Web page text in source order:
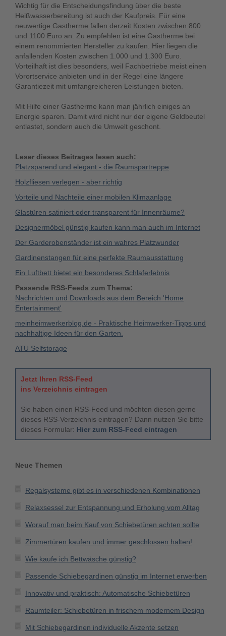
Wichtig für die Entscheidungsfindung über die beste
Heißwasserbereitung ist auch der Kaufpreis. Für eine
neuwertige Gastherme fallen derzeit Kosten zwischen 800
und 1100 Euro an. Zu empfehlen ist eine Gastherme bei
einem renommierten Hersteller zu kaufen. Hier liegen die
anfallenden Kosten zwischen 1.000 und 1.300 Euro.
Vorteilhaft ist dies besonders, weil Fachbetriebe meist einen
Vorortservice anbieten und in der Regel eine längere
Garantiezeit mit umfangreicheren Leistungen bieten.
Mit Hilfe einer Gastherme kann man jährlich einiges an
Energie sparen. Damit wird nicht nur der eigene Geldbeutel
entlastet, sondern auch die Umwelt geschont.
Leser dieses Beitrages lesen auch:
Platzsparend und elegant - die Raumspartreppe
Holzfliesen verlegen - aber richtig
Vorteile und Nachteile einer mobilen Klimaanlage
Glastüren satiniert oder transparent für Innenräume?
Designermöbel günstig kaufen kann man auch im Internet
Der Garderobenständer ist ein wahres Platzwunder
Gardinenstangen für eine perfekte Raumausstattung
Ein Luftbett bietet ein besonderes Schlaferlebnis
Passende RSS-Feeds zum Thema:
Nachrichten und Downloads aus dem Bereich 'Home
Entertainment'
meinheimwerkerblog.de - Praktische Heimwerker-Tipps und
nachhaltige Ideen für den Garten.
ATU Selfstorage
Jetzt Ihren RSS-Feed
ins Verzeichnis eintragen
Sie haben einen RSS-Feed und möchten diesen gerne
dieses RSS-Verzeichnis eintragen? Dann nutzen Sie bitte
dieses Formular: Hier zum RSS-Feed eintragen
Neue Themen
Regalsysteme gibt es in verschiedenen Kombinationen
Relaxsessel zur Entspannung und Erholung vom Alltag
Worauf man beim Kauf von Schiebetüren achten sollte
Zimmertüren kaufen und immer geschlossen halten!
Wie kaufe ich Bettwäsche günstig?
Passende Schiebegardinen günstig im Internet erwerben
Innovativ und praktisch: Automatische Schiebetüren
Raumteiler: Schiebetüren in frischem modernem Design
Mit Schiebegardinen individuelle Akzente setzen